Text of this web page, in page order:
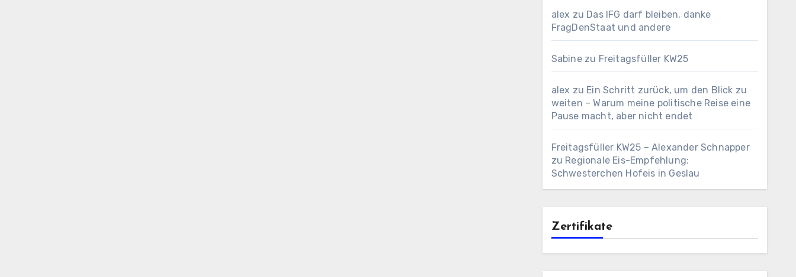
alex zu Das IFG darf bleiben, danke
FragDenStaat und andere
Sabinezu Freitagsfüller KW25
alex zu Ein Schritt zurück, um den Blick zu
weiten – Warum meine politische Reise eine
Pause macht, aber nicht endet
Freitagsfüller KW25 – Alexander Schnapper
zu Regionale Eis-Empfehlung:
Schwesterchen Hofeis in Geslau
Zertifikate